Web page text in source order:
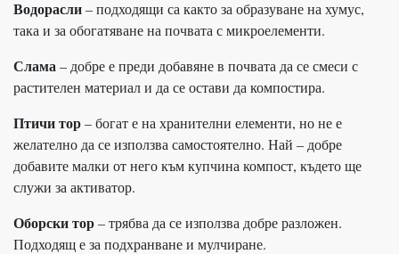
Водорасли– подходящи са както за образуване на хумус,
така и за обогатяване на почвата с микроелементи.
Слама– добре е преди добавяне в почвата да се смеси с
растителен материал и да се остави да компостира.
Птичи тор– богат е на хранителни елементи, но не е
желателно да се използва самостоятелно. Най – добре
добавите малки от него към купчина компост, където ще
служи за активатор.
Оборски тор– трябва да се използва добре разложен.
Подходящ е за подхранване и мулчиране.